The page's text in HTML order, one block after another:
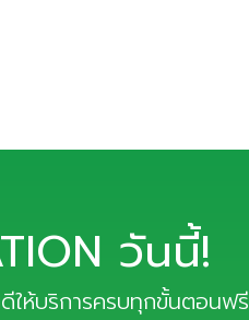
วันนี้!
ให้บริการครบทุกขั้นตอนฟรี